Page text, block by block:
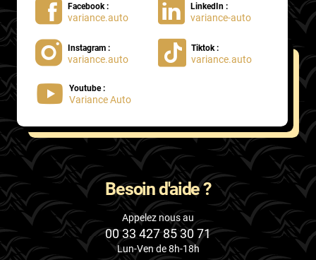
Facebook :
variance.auto
LinkedIn :
variance-auto
Instagram :
variance.auto
Tiktok :
variance.auto
Youtube :
Variance Auto
Besoin d'aide ?
Appelez nous au
00 33 427 85 30 71
Lun-Ven de 8h-18h